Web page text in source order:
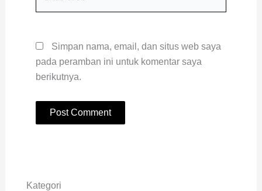
Simpan nama, email, dan situs web saya
pada peramban ini untuk komentar saya
berikutnya.
Kategori